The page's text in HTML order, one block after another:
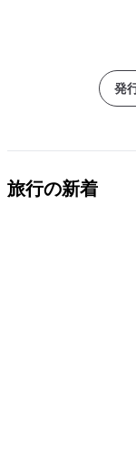
発
旅行の新着